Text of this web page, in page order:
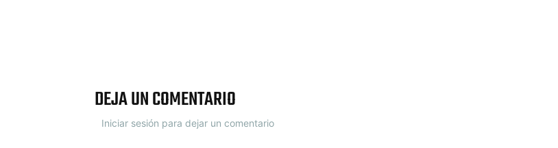
DEJA UN COMENTARIO
Iniciar sesión para dejar un comentario